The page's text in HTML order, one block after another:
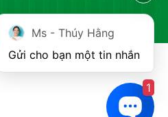
về DienhoaXANH.com
Ms - Thúy Hằng
Gửi cho bạn một tin nhắn
1